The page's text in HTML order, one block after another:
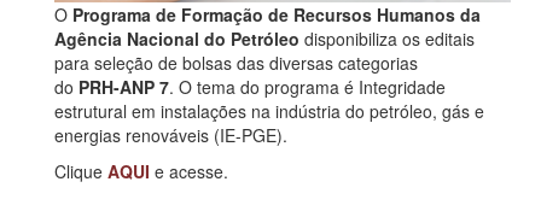
O Programa de Formação de Recursos Humanos da
Agência Nacional do Petróleo disponibiliza os editais
para seleção de bolsas das diversas categorias
do PRH-ANP 7. O tema do programa é Integridade
estrutural em instalações na indústria do petróleo, gás e
energias renováveis (IE-PGE).
Clique AQUI e acesse.